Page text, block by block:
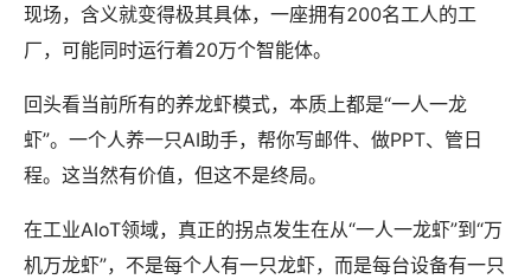
现场，含义就变得极其具体，一座拥有200名工人的工
厂，可能同时运行着20万个智能体。
回头看当前所有的养龙虾模式，本质上都是“一人一龙
虾”。一个人养一只AI助手，帮你写邮件、做PPT、管日
程。这当然有价值，但这不是终局。
在工业AIoT领域，真正的拐点发生在从“一人一龙虾”到“万
机万龙虾”，不是每个人有一只龙虾，而是每台设备有一只